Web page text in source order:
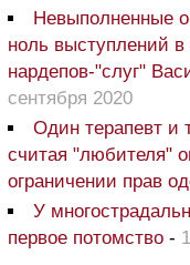
Невыполненные
ноль выступлений в
нардепов-"слуг"
сентября 2020
Один терапевт и
считая "любителя"
ограничении прав
У
первое потомство -